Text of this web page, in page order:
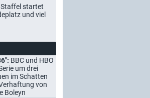
startet
und viel
BBC und HBO
um drei
im Schatten
von
Boleyn